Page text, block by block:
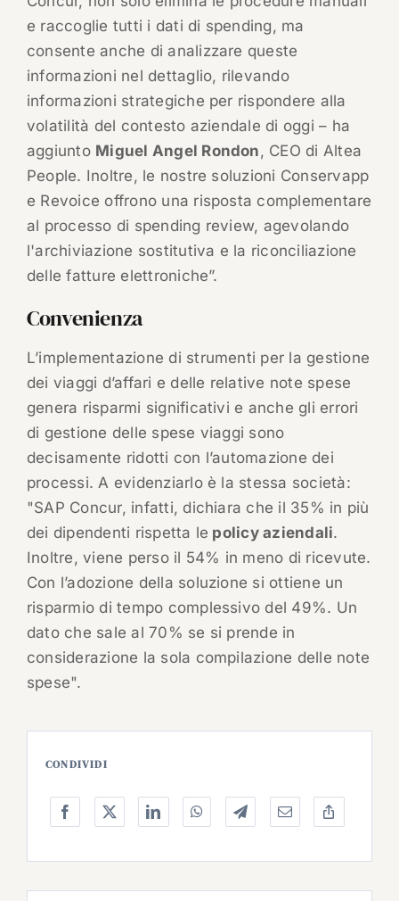
e raccoglie tutti i dati di spending, ma
consente anche di analizzare queste
informazioni nel dettaglio, rilevando
informazioni strategiche per rispondere alla
volatilità del contesto aziendale di oggi – ha
aggiunto Miguel Angel Rondon, CEO di Altea
People. Inoltre, le nostre soluzioni Conservapp
e Revoice offrono una risposta complementare
al processo di spending review, agevolando
l'archiviazione sostitutiva e la riconciliazione
delle fatture elettroniche”.
Convenienza
L’implementazione di strumenti per la gestione
dei viaggi d’affari e delle relative note spese
genera risparmi significativi e anche gli errori
di gestione delle spese viaggi sono
decisamente ridotti con l’automazione dei
processi. A evidenziarlo è la stessa società:
"SAP Concur, infatti, dichiara che il 35% in più
dei dipendenti rispetta le policy aziendali.
Inoltre, viene perso il 54% in meno di ricevute.
Con l’adozione della soluzione si ottiene un
risparmio di tempo complessivo del 49%. Un
dato che sale al 70% se si prende in
considerazione la sola compilazione delle note
spese".
CONDIVIDI